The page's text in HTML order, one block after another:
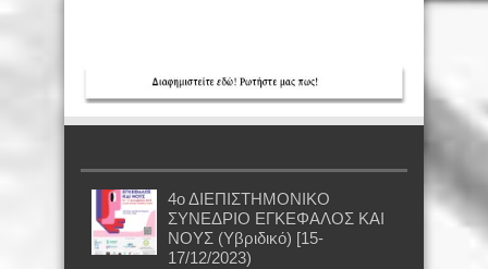
4ο ΔΙΕΠΙΣΤΗΜΟΝΙΚΟ
ΣΥΝΕΔΡΙΟ ΕΓΚΕΦΑΛΟΣ ΚΑΙ
ΝΟΥΣ (Υβριδικό) [15-
17/12/2023)